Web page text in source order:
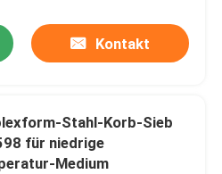
Kontakt
Stahl-Korb-Sieb
für niedrige
Medium